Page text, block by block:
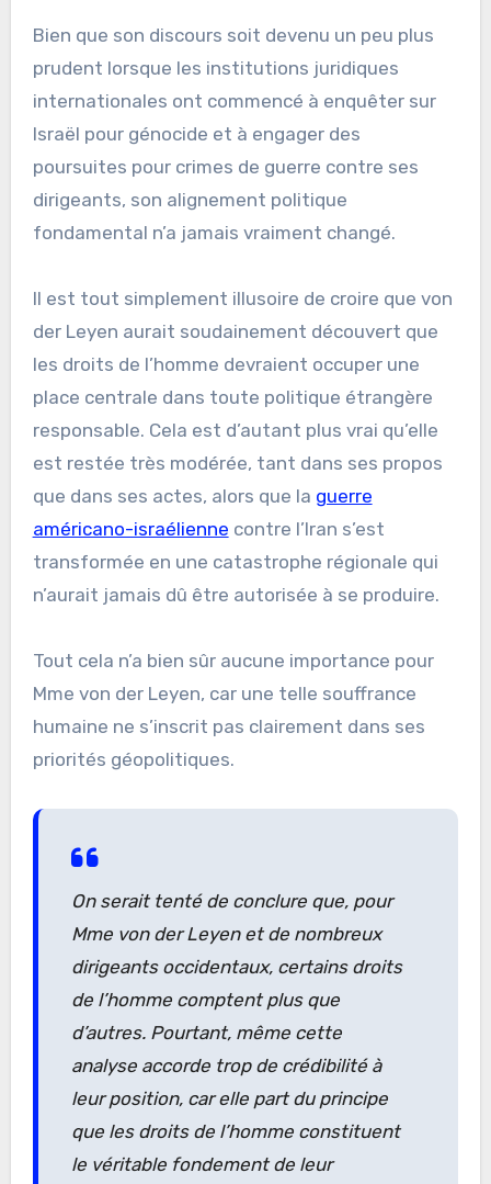
Bien que son discours soit devenu un peu plus
prudent lorsque les institutions juridiques
internationales ont commencé à enquêter sur
Israël pour génocide et à engager des
poursuites pour crimes de guerre contre ses
dirigeants, son alignement politique
fondamental n’a jamais vraiment changé.
Il est tout simplement illusoire de croire que von
der Leyen aurait soudainement découvert que
les droits de l’homme devraient occuper une
place centrale dans toute politique étrangère
responsable. Cela est d’autant plus vrai qu’elle
est restée très modérée, tant dans ses propos
que dans ses actes, alors que la guerre
américano-israélienne contre l’Iran s’est
transformée en une catastrophe régionale qui
n’aurait jamais dû être autorisée à se produire.
Tout cela n’a bien sûr aucune importance pour
Mme von der Leyen, car une telle souffrance
humaine ne s’inscrit pas clairement dans ses
priorités géopolitiques.
On serait tenté de conclure que, pour
Mme von der Leyen et de nombreux
dirigeants occidentaux, certains droits
de l’homme comptent plus que
d’autres. Pourtant, même cette
analyse accorde trop de crédibilité à
leur position, car elle part du principe
que les droits de l’homme constituent
le véritable fondement de leur